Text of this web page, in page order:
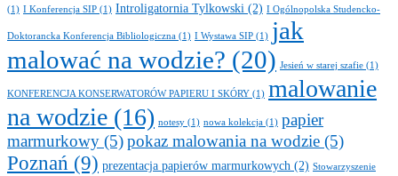
(1) I Konferencja SIP (1) Introligatornia Tylkowski (2) I Ogólnopolska Studencko-
Doktorancka Konferencja Bibliologiczna (1) I Wystawa SIP (1) jak
malować na wodzie? (20) Jesień w starej szafie (1)
KONFERENCJA KONSERWATORÓW PAPIERU I SKÓRY (1) malowanie
na wodzie (16) notesy (1) nowa kolekcja (1) papier
marmurkowy (5)pokaz malowania na wodzie (5)
Poznań (9) prezentacja papierów marmurkowych (2) Stowarzyszenie